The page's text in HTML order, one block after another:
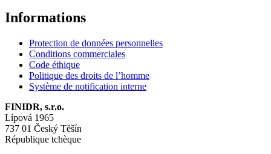
Informations
Protection de données personnelles
Conditions commerciales
Code éthique
Politique des droits de l’homme
Système de notification interne
FINIDR, s.r.o.
Lípová 1965
737 01 Český Těšín
République tchèque